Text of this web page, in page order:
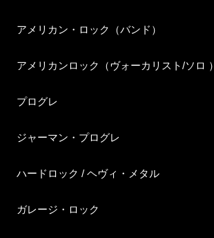
アメリカン・ロック（バンド）
アメリカンロック（ヴォーカリスト/ソロ ）
プログレ
ジャーマン・プログレ
ハードロック / ヘヴィ・メタル
ガレージ・ロック